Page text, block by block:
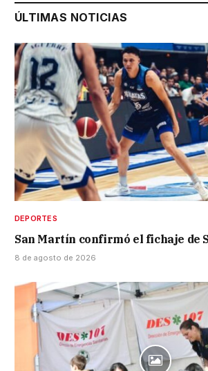
ÚLTIMAS NOTICIAS
DEPORTES
San Martín confirmó el fichaje de
8 de agosto de 2026